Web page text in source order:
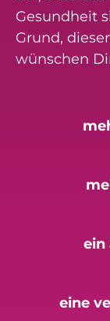
Gesundheit
Grund,
wünschen
ein
eine